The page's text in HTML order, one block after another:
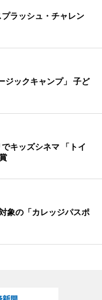
ラッシュ・チャレン
ジックキャンプ」 子ど
キッズシネマ 「トイ
象の「カレッジパスポ